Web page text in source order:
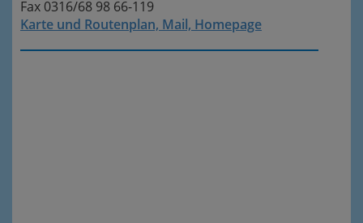
Fax 0316/68 98 66-119
Karte und Routenplan, Mail, Homepage